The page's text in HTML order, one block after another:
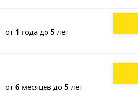
от 1 года до5 лет
от6 месяцев до5 лет